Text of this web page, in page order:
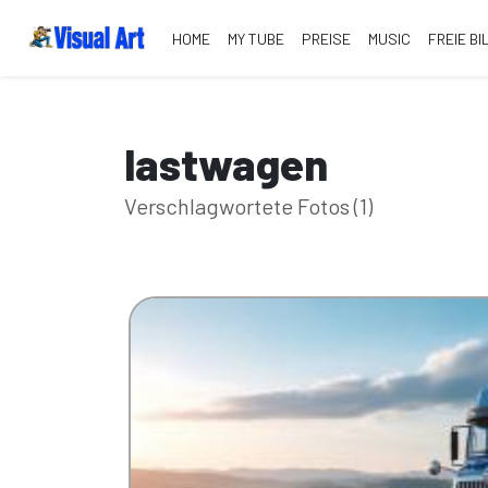
HOME MY TUBE PREISE MUSIC FREIE
lastwagen
Verschlagwortete Fotos (1)